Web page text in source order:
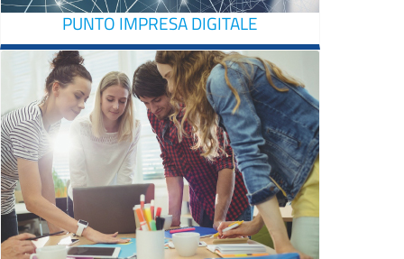
PUNTO IMPRESA DIGITALE